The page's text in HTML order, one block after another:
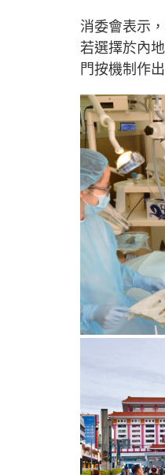
消委會表示
若選擇於內
門按機制作